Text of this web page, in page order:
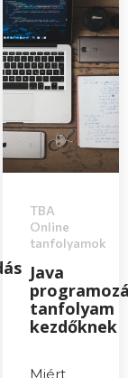
TBA
Online
tanfolyamok
Java
tanfolyam
kezdőknek
Miért